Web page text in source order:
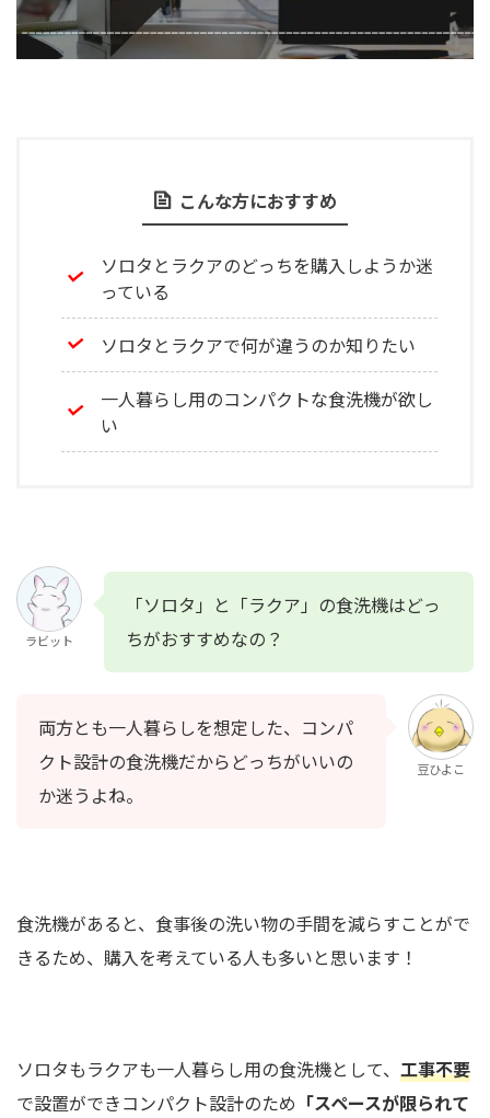
こんな方におすすめ
ソロタとラクアのどっちを購入しようか迷
っている
ソロタとラクアで何が違うのか知りたい
一人暮らし用のコンパクトな食洗機が欲し
い
ラビット
「ソロタ」と「ラクア」の食洗機はどっ
ちがおすすめなの？
両方とも一人暮らしを想定した、コンパ
クト設計の食洗機だからどっちがいいの
か迷うよね。
豆ひよこ
食洗機があると、食事後の洗い物の手間を減らすことがで
きるため、購入を考えている人も多いと思います！
ソロタもラクアも一人暮らし用の食洗機として、 工事不要
で設置ができコンパクト設計のため 「スペースが限られて